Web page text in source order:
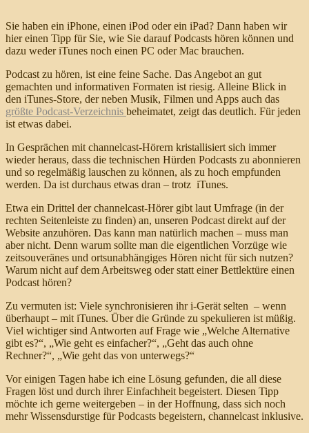
Sie haben ein iPhone, einen iPod oder ein iPad? Dann haben wir
hier einen Tipp für Sie, wie Sie darauf Podcasts hören können und
dazu weder iTunes noch einen PC oder Mac brauchen.
Podcast zu hören, ist eine feine Sache. Das Angebot an gut
gemachten und informativen Formaten ist riesig. Alleine Blick in
den iTunes-Store, der neben Musik, Filmen und Apps auch das
größte Podcast-Verzeichnis beheimatet, zeigt das deutlich. Für jeden
ist etwas dabei.
In Gesprächen mit channelcast-Hörern kristallisiert sich immer
wieder heraus, dass die technischen Hürden Podcasts zu abonnieren
und so regelmäßig lauschen zu können, als zu hoch empfunden
werden. Da ist durchaus etwas dran – trotz iTunes.
Etwa ein Drittel der channelcast-Hörer gibt laut Umfrage (in der
rechten Seitenleiste zu finden) an, unseren Podcast direkt auf der
Website anzuhören. Das kann man natürlich machen – muss man
aber nicht. Denn warum sollte man die eigentlichen Vorzüge wie
zeitsouveränes und ortsunabhängiges Hören nicht für sich nutzen?
Warum nicht auf dem Arbeitsweg oder statt einer Bettlektüre einen
Podcast hören?
Zu vermuten ist: Viele synchronisieren ihr i-Gerät selten – wenn
überhaupt – mit iTunes. Über die Gründe zu spekulieren ist müßig.
Viel wichtiger sind Antworten auf Frage wie „Welche Alternative
gibt es?“, „Wie geht es einfacher?“, „Geht das auch ohne
Rechner?“, „Wie geht das von unterwegs?“
Vor einigen Tagen habe ich eine Lösung gefunden, die all diese
Fragen löst und durch ihrer Einfachheit begeistert. Diesen Tipp
möchte ich gerne weitergeben – in der Hoffnung, dass sich noch
mehr Wissensdurstige für Podcasts begeistern, channelcast inklusive.